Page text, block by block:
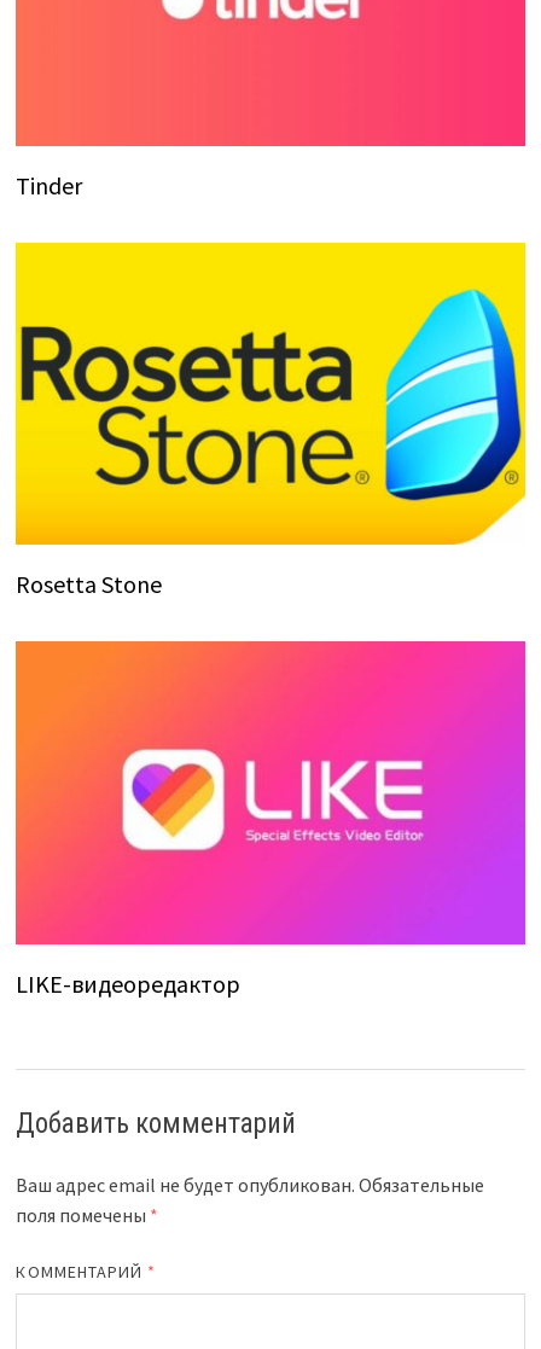
Tinder
Rosetta Stone
LIKE-видеоредактор
Добавить комментарий
Ваш адрес email не будет опубликован. Обязательные
поля помечены *
КОММЕНТАРИЙ *